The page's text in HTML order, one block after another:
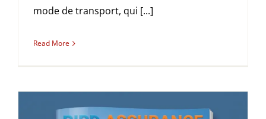
mode de transport, qui [...]
Read More